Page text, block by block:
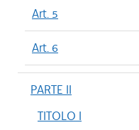
Art. 5
Art. 6
PARTE II
TITOLO I